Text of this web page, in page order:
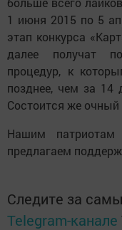
1 июня 2015 по 5
этап конкурса
далее получат
процедур, к
позднее, чем за 14
Состоится же очный
Нашим
предлагаем
Следите за
Telegram-канале